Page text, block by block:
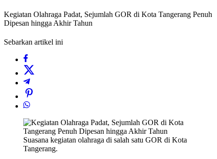
Kegiatan Olahraga Padat, Sejumlah GOR di Kota Tangerang Penuh
Dipesan hingga Akhir Tahun
Sebarkan artikel ini
Suasana kegiatan olahraga di salah satu GOR di Kota
Tangerang.